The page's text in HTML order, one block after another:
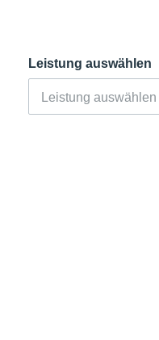
Leistung auswählen